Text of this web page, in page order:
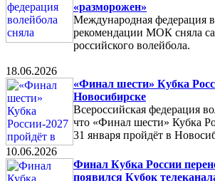
«разморожен»
Международная федерация
рекомендации МОК сняла
российского волейбола.
18.06.2026
«Финал шести» Кубка
Новосибирске
Всероссийская федерация
что «Финал шести» Кубка
31 января пройдёт в
10.06.2026
Финал Кубка России
появился Кубок